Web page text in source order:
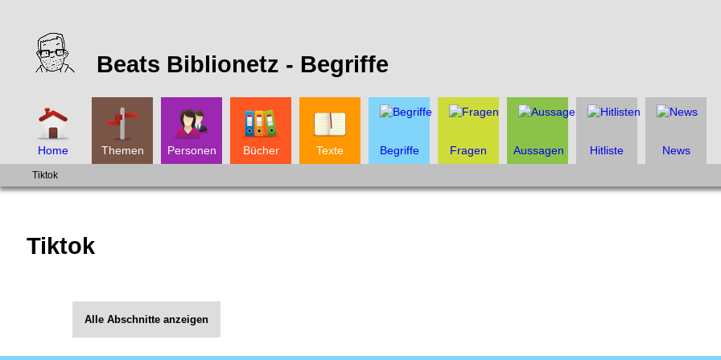
Beats Biblionetz - Begriffe
Home Themen Personen Bücher Texte Begriffe Fragen Aussagen Hitliste News
Tiktok
Tiktok
Alle Abschnitte anzeigen